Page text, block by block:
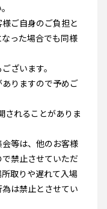
ご自身のご負担と
った場合でも同様
ざいます。
りますので予めご
されることがありま
等は、他のお客様
禁止させていただ
取りや遅れて入場
は禁止とさせてい